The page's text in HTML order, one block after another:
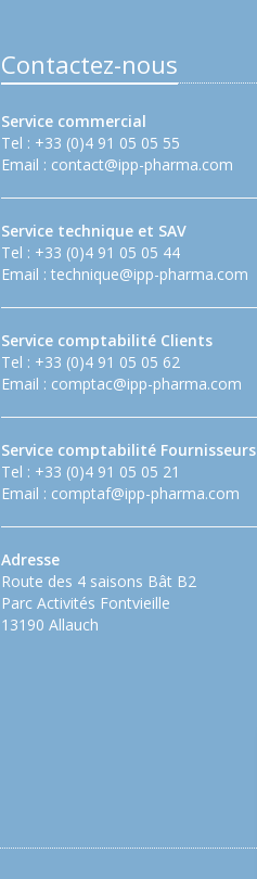
Contactez-nous
Service commercial
Tel : +33 (0)4 91 05 05 55
Email : contact@ipp-pharma.com
Service technique et SAV
Tel : +33 (0)4 91 05 05 44
Email : technique@ipp-pharma.com
Service comptabilité Clients
Tel : +33 (0)4 91 05 05 62
Email : comptac@ipp-pharma.com
Service comptabilité Fournisseurs
Tel : +33 (0)4 91 05 05 21
Email : comptaf@ipp-pharma.com
Adresse
Route des 4 saisons Bât B2
Parc Activités Fontvieille
13190 Allauch